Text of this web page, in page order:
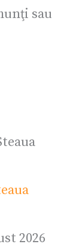
sau
2026